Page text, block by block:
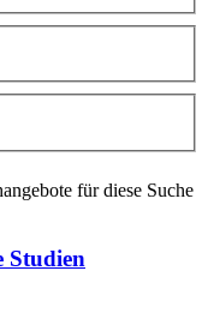
für diese Suche
Studien